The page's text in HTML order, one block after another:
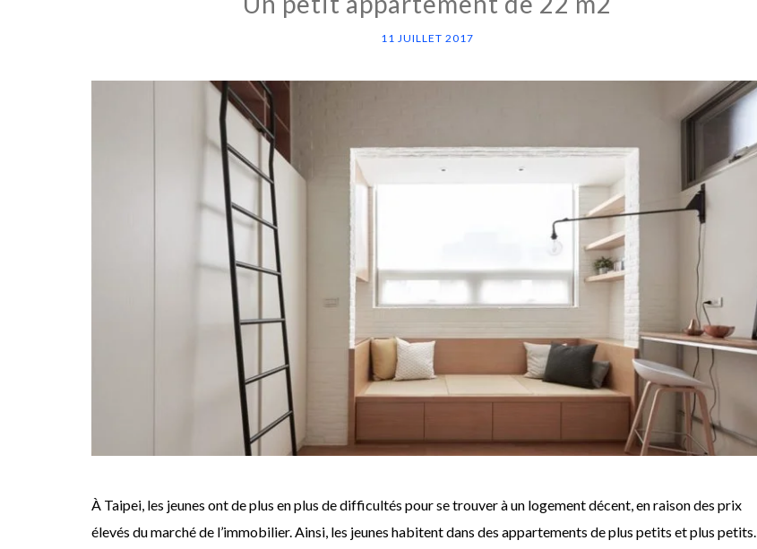
11 JUILLET 2017
À Taipei, les jeunes ont de plus en plus de difficultés pour se trouver à un logement décent, en raison des prix
élevés du marché de l’immobilier. Ainsi, les jeunes habitent dans des appartements de plus petits et plus petits.